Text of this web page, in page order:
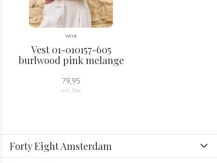
YAYA
Vest 01-010157-605
burlwood pink melange
79,95
Incl. btw
Forty Eight Amsterdam